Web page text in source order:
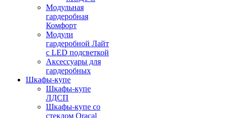
Модульная
гардеробная
Комфорт
Модули
гардеробной Лайт
с LED подсветкой
Аксессуары для
гардеробных
Шкафы-купе
Шкафы-купе
ЛДСП
Шкафы-купе со
стеклом Oracal